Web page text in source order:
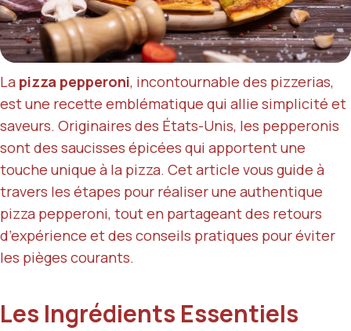
La pizza pepperoni, incontournable des pizzerias,
est une recette emblématique qui allie simplicité et
saveurs. Originaires des États-Unis, les pepperonis
sont des saucisses épicées qui apportent une
touche unique à la pizza. Cet article vous guide à
travers les étapes pour réaliser une authentique
pizza pepperoni, tout en partageant des retours
d’expérience et des conseils pratiques pour éviter
les pièges courants.
Les Ingrédients Essentiels